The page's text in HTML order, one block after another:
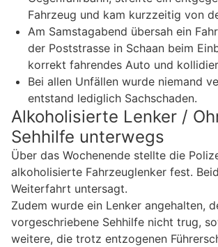
Fahrzeug und kam kurzzeitig von
Am Samstagabend übersah ein
der Poststrasse in Schaan beim
korrekt fahrendes Auto und
Bei allen Unfällen wurde niemand
entstand lediglich Sachschaden.
Alkoholisierte Lenker /
Sehhilfe unterwegs
Über das Wochenende stellte die
alkoholisierte Fahrzeuglenker fest.
Weiterfahrt untersagt.
Zudem wurde ein Lenker angehalten,
vorgeschriebene Sehhilfe nicht trug,
weitere, die trotz entzogenen